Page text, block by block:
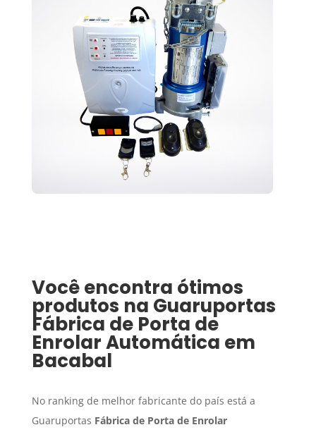
Você encontra ótimos
produtos na Guaruportas
Fábrica de Porta de
Enrolar Automática em
Bacabal
No ranking de melhor fabricante do país está a
Guaruportas Fábrica de Porta de Enrolar